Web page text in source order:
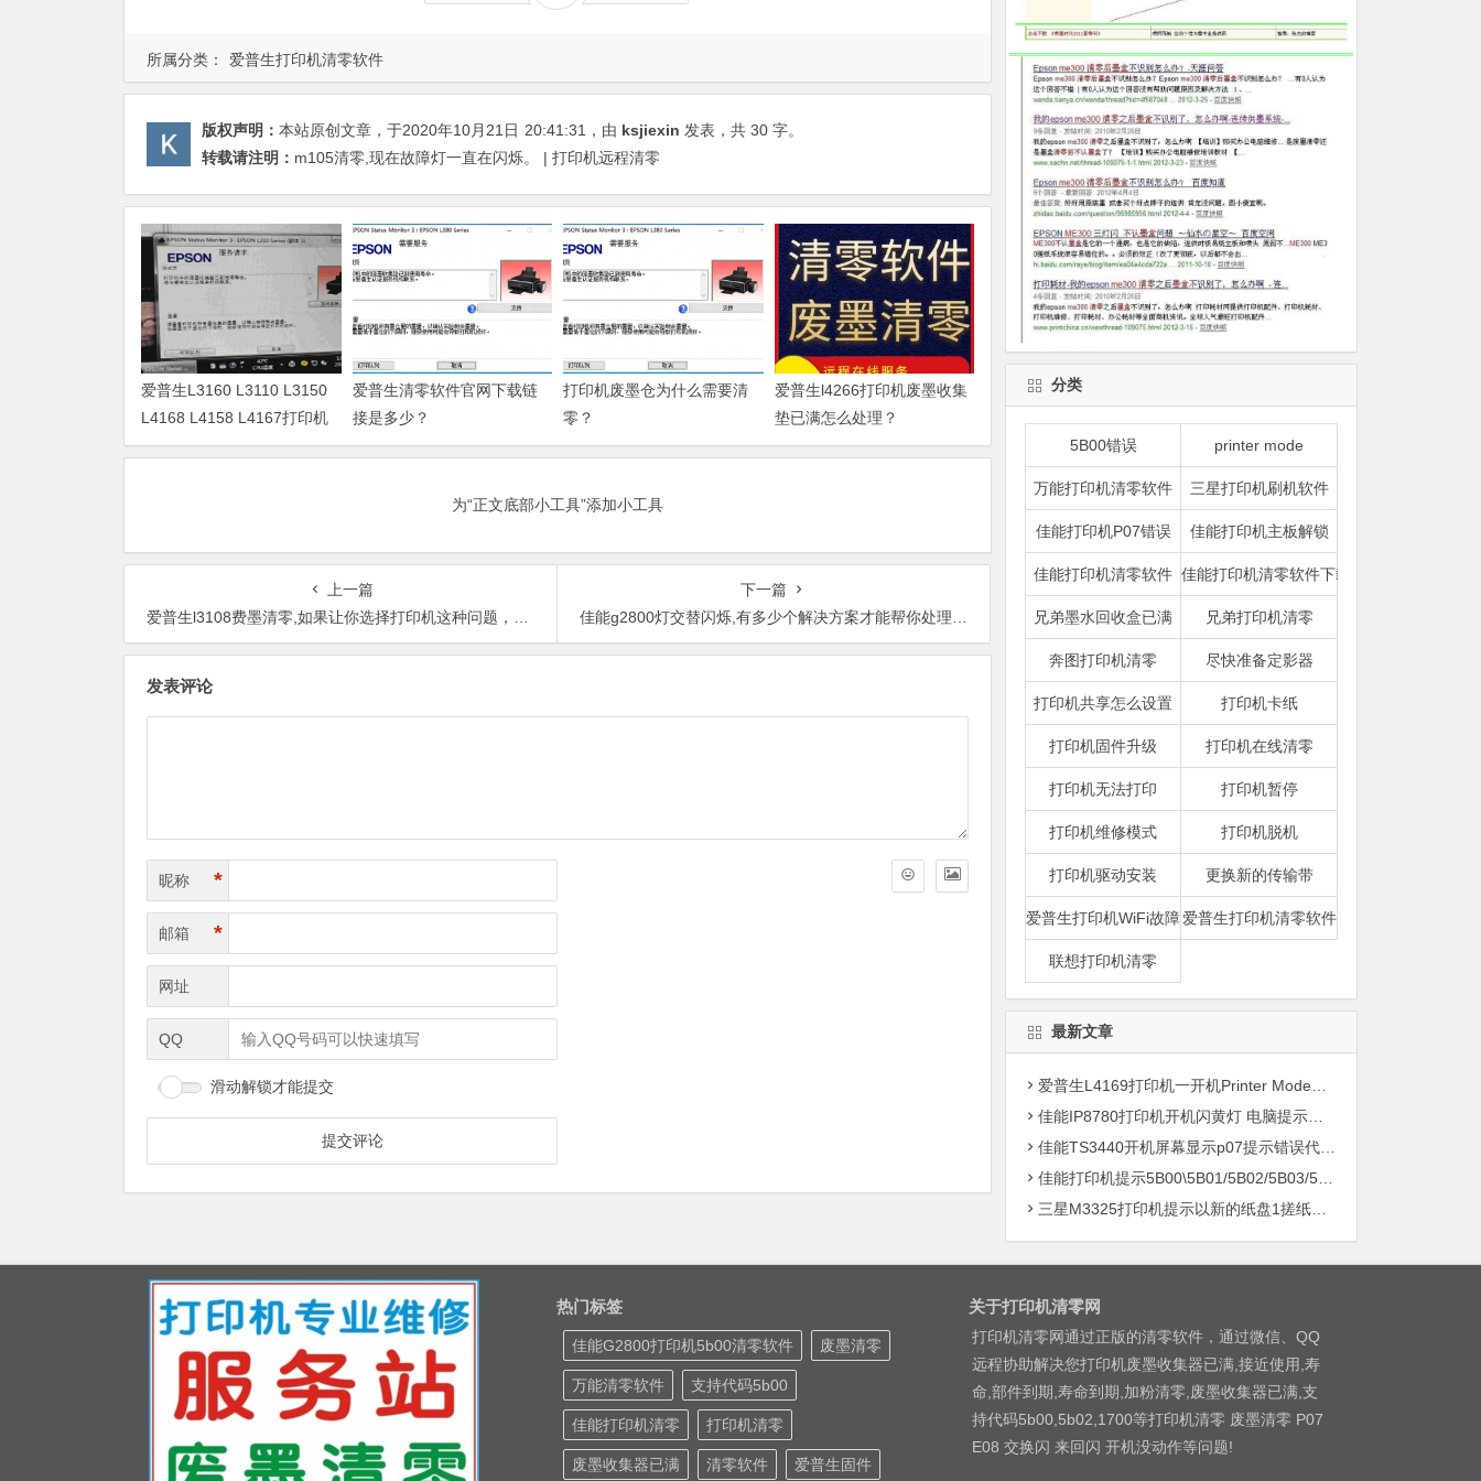
所属分类： 爱普生打印机清零软件
版权声明： 本站原创文章，于2020年10月21日 20:41:31 ，由 ksjiexin 发表，共 30 字。
转载请注明： m105清零,现在故障灯一直在闪烁。 | 打印机远程清零
爱普生L3160 L3110 L3150
L4168 L4158 L4167打印机
废墨清零软件
爱普生清零软件官网下载链
接是多少？
打印机废墨仓为什么需要清
零？
爱普生l4266打印机废墨收集
垫已满怎么处理？
为“正文底部小工具”添加小工具
上一篇
爱普生l3108费墨清零,如果让你选择打印机这种问题，那么我们可以随时帮您处理。
下一篇
佳能g2800灯交替闪烁,有多少个解决方案才能帮你处理好？
发表评论
昵称 *
邮箱 *
网址
QQ
滑动解锁才能提交
分类
5B00错误 printer mode
万能打印机清零软件 三星打印机刷机软件
佳能打印机P07错误 佳能打印机主板解锁
佳能打印机清零软件 佳能打印机清零软件下载
兄弟墨水回收盒已满 兄弟打印机清零
奔图打印机清零 尽快准备定影器
打印机共享怎么设置 打印机卡纸
打印机固件升级 打印机在线清零
打印机无法打印 打印机暂停
打印机维修模式 打印机脱机
打印机驱动安装 更换新的传输带
爱普生打印机WiFi故障爱普生打印机清零软件
联想打印机清零
最新文章
爱普生L4169打印机一开机Printer Mode故障主板维修
佳能IP8780打印机开机闪黄灯 电脑提示错误5B00快速解决方案清零
佳能TS3440开机屏幕显示p07提示错误代码5B00快速解决方案 清零
佳能打印机提示5B00\5B01/5B02/5B03/5B04/5B11/5B12/5B13/5B14/1700/1702/1703/1704
三星M3325打印机提示以新的纸盘1搓纸轮进行更换
热门标签
佳能G2800打印机5b00清零软件 废墨清零
万能清零软件 支持代码5b00
佳能打印机清零 打印机清零
废墨收集器已满 清零软件 爱普生固件
关于打印机清零网
打印机清零网通过正版的清零软件，通过微信、QQ
远程协助解决您打印机废墨收集器已满,接近使用,寿
命,部件到期,寿命到期,加粉清零,废墨收集器已满,支
持代码5b00,5b02,1700等打印机清零 废墨清零 P07
E08 交换闪 来回闪 开机没动作等问题!